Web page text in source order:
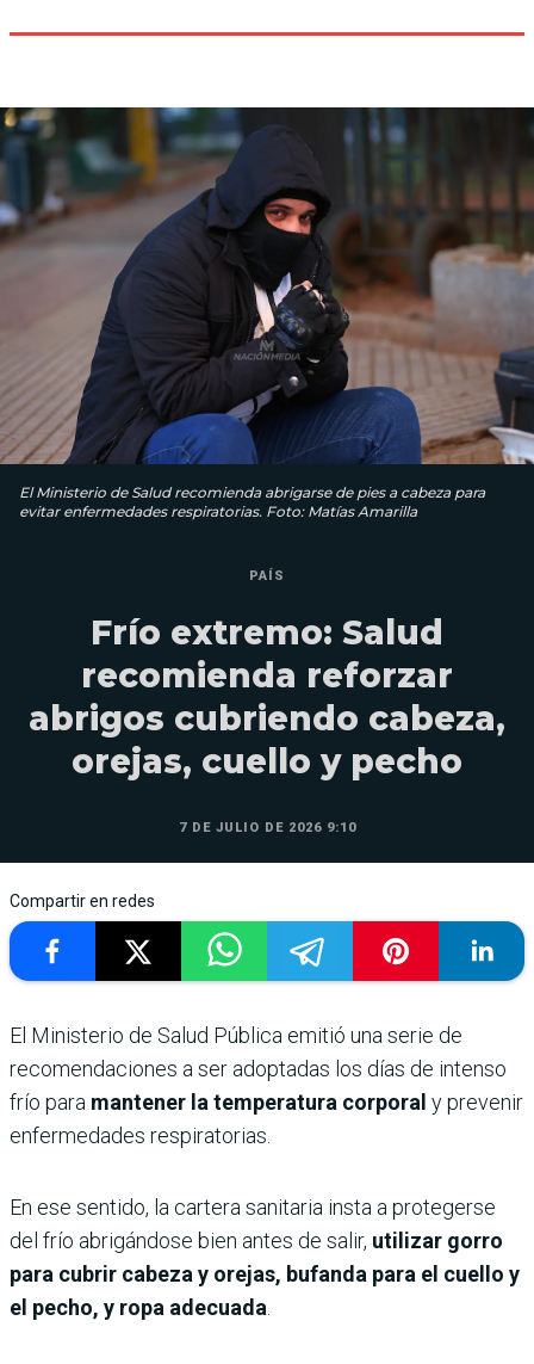
El Ministerio de Salud recomienda abrigarse de pies a cabeza para
evitar enfermedades respiratorias. Foto: Matías Amarilla
PAÍS
Frío extremo: Salud
recomienda reforzar
abrigos cubriendo cabeza,
orejas, cuello y pecho
7 DE JULIO DE 2026 9:10
Compartir en redes
El Ministerio de Salud Pública emitió una serie de
recomendaciones a ser adoptadas los días de intenso
frío para mantener la temperatura corporal y prevenir
enfermedades respiratorias.
En ese sentido, la cartera sanitaria insta a protegerse
del frío abrigándose bien antes de salir, utilizar gorro
para cubrir cabeza y orejas, bufanda para el cuello y
el pecho, y ropa adecuada